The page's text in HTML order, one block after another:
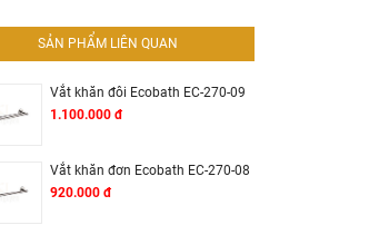
SẢN PHẨM LIÊN QUAN
Vắt khăn đôi Ecobath EC-270-09
1.100.000 đ
Vắt khăn đơn Ecobath EC-270-08
920.000 đ